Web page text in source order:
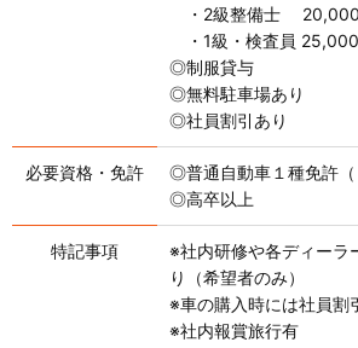
・2級整備士
・1級・検査員
◎制服貸与
◎無料駐車場あり
◎社員割引あり
必要資格・免許
◎普通自動車１種免許（
◎高卒以上
特記事項
※社内研修や各ディーラ
り（希望者のみ）
※車の購入時には社員割
※社内報賞旅行有